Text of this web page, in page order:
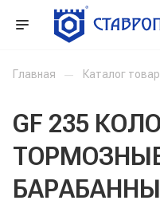
Главная — Каталог
GF 235